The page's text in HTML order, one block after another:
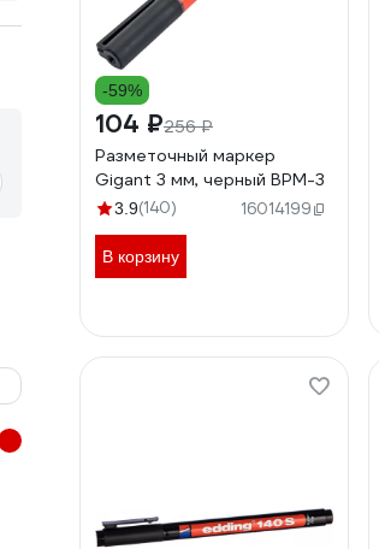
-59%
104 ₽256 ₽
Разметочный маркер
Gigant 3 мм, черный BPM-3
3.9(140) 16014199
В корзину